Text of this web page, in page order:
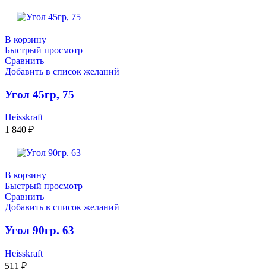
В корзину
Быстрый просмотр
Сравнить
Добавить в список желаний
Угол 45гр, 75
Heisskraft
1 840 ₽
В корзину
Быстрый просмотр
Сравнить
Добавить в список желаний
Угол 90гр. 63
Heisskraft
511 ₽